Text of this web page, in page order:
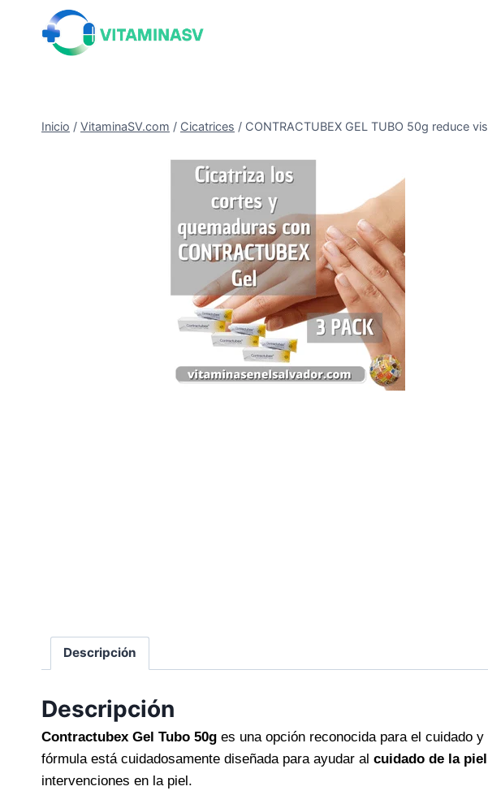
contenido
Inicio / VitaminaSV.com / Cicatrices / CONTRACTUBEX GEL TUBO 50g reduce
Descripción
Descripción
Contractubex Gel Tubo 50g es una opción reconocida para el cuidado
fórmula está cuidadosamente diseñada para ayudar al cuidado de la piel
intervenciones en la piel.